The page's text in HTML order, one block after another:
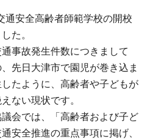
安全高齢者師範学校の開校
た。
事故発生件数につきまして
先日大津市で園児が巻き込ま
たように、高齢者や子どもが
ない現状です。
会では、「高齢者および子ど
安全推進の重点事項に掲げ、